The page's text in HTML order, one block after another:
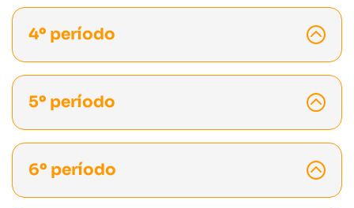
4º período
5º período
6º período